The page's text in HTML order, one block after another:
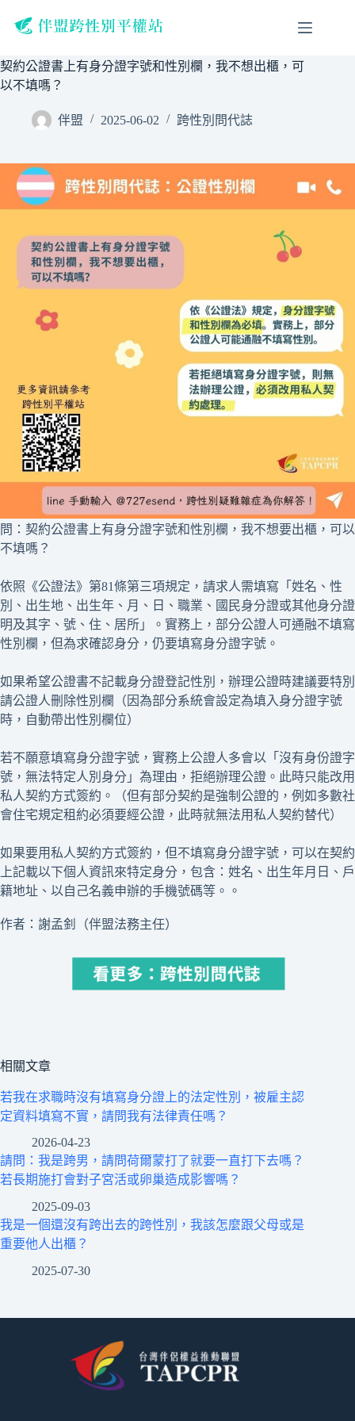
要
內
契約公證書上有身分證字號和性別欄，我不想出櫃，可
以不填嗎？
伴盟 2025-06-02 跨性別問代誌
問：契約公證書上有身分證字號和性別欄，我不想要出櫃，可以
不填嗎？
依照《公證法》第81條第三項規定，請求人需填寫「姓名、性
別、出生地、出生年、月、日、職業、國民身分證或其他身分證
明及其字、號、住、居所」。實務上，部分公證人可通融不填寫
性別欄，但為求確認身分，仍要填寫身分證字號。
如果希望公證書不記載身分證登記性別，辦理公證時建議要特別
請公證人刪除性別欄（因為部分系統會設定為填入身分證字號
時，自動帶出性別欄位）
若不願意填寫身分證字號，實務上公證人多會以「沒有身份證字
號，無法特定人別身分」為理由，拒絕辦理公證。此時只能改用
私人契約方式簽約。（但有部分契約是強制公證的，例如多數社
會住宅規定租約必須要經公證，此時就無法用私人契約替代）
如果要用私人契約方式簽約，但不填寫身分證字號，可以在契約
上記載以下個人資訊來特定身分，包含：姓名、出生年月日、戶
籍地址、以自己名義申辦的手機號碼等。。
作者：謝孟釗（伴盟法務主任）
相關文章
若我在求職時沒有填寫身分證上的法定性別，被雇主認
定資料填寫不實，請問我有法律責任嗎？
2026-04-23
請問：我是跨男，請問荷爾蒙打了就要一直打下去嗎？
若長期施打會對子宮活或卵巢造成影響嗎？
2025-09-03
我是一個還沒有跨出去的跨性別，我該怎麼跟父母或是
重要他人出櫃？
2025-07-30